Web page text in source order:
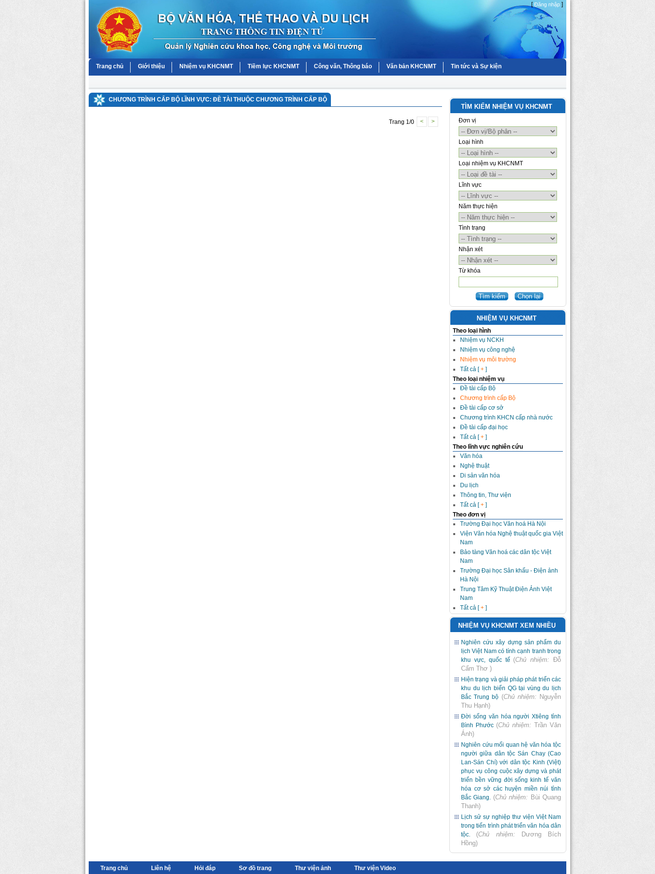
[Đăng nhập ]
Trang chủ Giới thiệu Nhiệm vụ KHCNMT Tiềm lực KHCNMT Công văn, Thông báo Văn bản KHCNMT Tin tức và Sự kiện
CHƯƠNG TRÌNH CẤP BỘ LĨNH VỰC: ĐỀ TÀI THUỘC CHƯƠNG TRÌNH CẤP BỘ
Trang 1/0 < >
TÌM KIẾM NHIỆM VỤ KHCNMT
Đơn vị
Loại hình
Loại nhiệm vụ KHCNMT
Lĩnh vực
Năm thực hiện
Tình trạng
Nhận xét
Từ khóa
NHIỆM VỤ KHCNMT
Theo loại hình
Nhiệm vụ NCKH
Nhiệm vụ công nghệ
Nhiệm vụ môi trường
Tất cả [+ ]
Theo loại nhiệm vụ
Đề tài cấp Bộ
Chương trình cấp Bộ
Đề tài cấp cơ sở
Chương trình KHCN cấp nhà nước
Đề tài cấp đại học
Tất cả [+ ]
Theo lĩnh vực nghiên cứu
Văn hóa
Nghệ thuật
Di sản văn hóa
Du lịch
Thông tin, Thư viện
Tất cả [+ ]
Theo đơn vị
Trường Đại học Văn hoá Hà Nội
Viện Văn hóa Nghệ thuật quốc gia Việt
Nam
Bảo tàng Văn hoá các dân tộc Việt
Nam
Trường Đại học Sân khấu - Điện ảnh
Hà Nội
Trung Tâm Kỹ Thuật Điện Ảnh Việt
Nam
Tất cả [+ ]
NHIỆM VỤ KHCNMT XEM NHIỀU
Nghiên cứu xây dựng sản phẩm du
lịch Việt Nam có tính cạnh tranh trong
khu vực, quốc tế (Chủ nhiệm:
Đỗ
Cẩm Thơ )
Hiện trạng và giải pháp phát triển các
khu du lịch biển QG tại vùng du lịch
Bắc Trung bộ (Chủ nhiệm: Nguyễn
Thu Hạnh)
Đời sống văn hóa người Xtiêng tỉnh
Bình Phước (Chủ nhiệm: Trần Văn
Ánh)
Nghiên cứu mối quan hệ văn hóa tộc
người giữa dân tộc Sán Chay (Cao
Lan-Sán Chí) với dân tộc Kinh (Việt)
phục vụ công cuộc xây dựng và phát
triển bền vững đời sống kinh tế văn
hóa cơ sở các huyện miền núi tỉnh
Bắc Giang. (Chủ nhiệm: Bùi Quang
Thanh)
Lịch sử sự nghiệp thư viện Việt Nam
trong tiến trình phát triển văn hóa dân
tộc.
(Chủ nhiệm:
Dương Bích
Hồng)
Trang chủ Liên hệ Hỏi đáp Sơ đồ trang Thư viện ảnh Thư viện Video